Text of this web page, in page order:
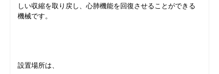
しい収縮を取り戻し、心肺機能を回復させることができる
機械です。
設置場所は、